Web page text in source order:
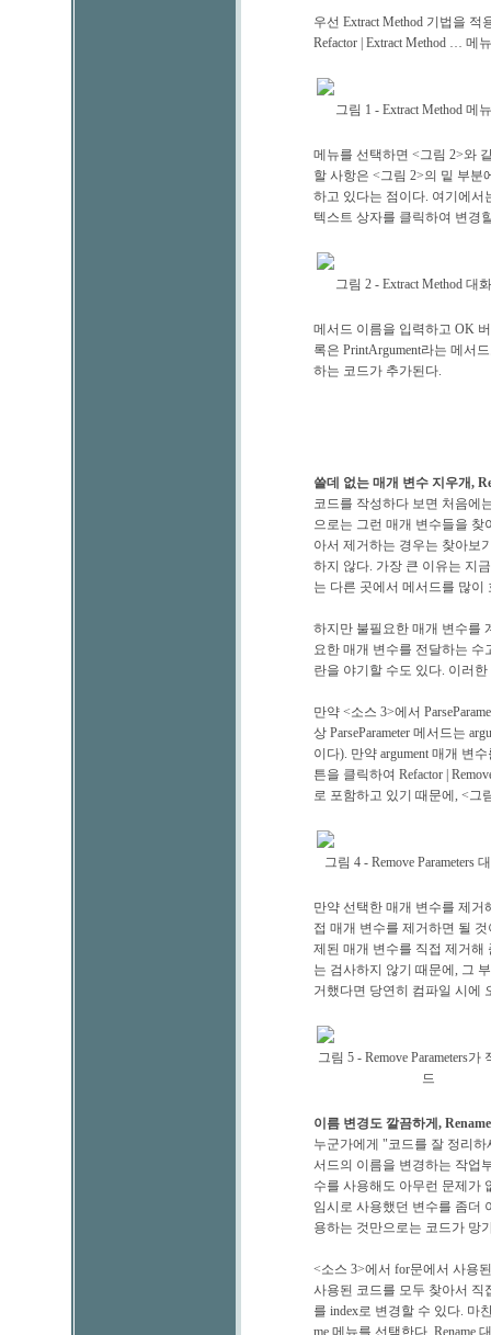
우선 Extract Method 기법을
Refactor | Extract Method … 메
그림 1 - Extract Method 메
메뉴를 선택하면 <그림 2>와
할 사항은 <그림 2>의 밑 부분
하고 있다는 점이다. 여기에서
텍스트 상자를 클릭하여 변경
그림 2 - Extract Method 대
메서드 이름을 입력하고 OK
록은 PrintArgument라는 메서
하는 코드가 추가된다.
쓸데 없는 매개 변수 지우개,
코드를 작성하다 보면 처음에
으로는 그런 매개 변수들을
아서 제거하는 경우는 찾아보
하지 않다. 가장 큰 이유는 지
는 다른 곳에서 메서드를 많
하지만 불필요한 매개 변수를
요한 매개 변수를 전달하는
란을 야기할 수도 있다. 이러
만약 <소스 3>에서
상 ParseParameter 메서드는
이다). 만약 argument 매개 변
튼을 클릭하여 Refactor |
로 포함하고 있기 때문에, <그
그림 4 - Remove Parameters
만약 선택한 매개 변수를 제거
접 매개 변수를 제거하면 될
제된 매개 변수를 직접 제거해
는 검사하지 않기 때문에, 그
거했다면 당연히 컴파일 시에
그림 5 - Remove Parameters가
드
이름 변경도 깔끔하게, Rename
누군가에게 "코드를 잘 정리
서드의 이름을 변경하는 작업
수를 사용해도 아무런 문제가
임시로 사용했던 변수를 좀더
용하는 것만으로는 코드가 망
<소스 3>에서 for문에서 사용
사용된 코드를 모두 찾아서 직
를 index로 변경할 수 있다. 마
me 메뉴를 선택한다. Rename